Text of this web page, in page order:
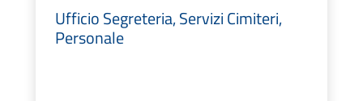
Ufficio Segreteria, Servizi Cimiteri,
Personale